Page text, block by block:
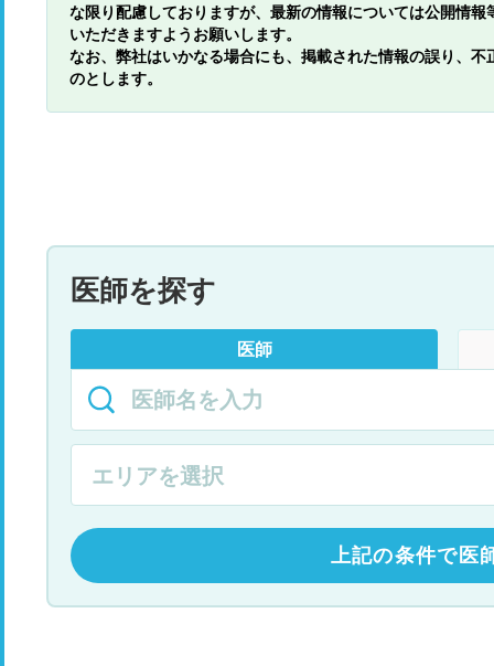
な限り配慮しておりますが、最新の情報については公開情
いただきますようお願いします。
なお、弊社はいかなる場合にも、掲載された情報の誤り、
のとします。
医師を探す
医師
上記の条件で医